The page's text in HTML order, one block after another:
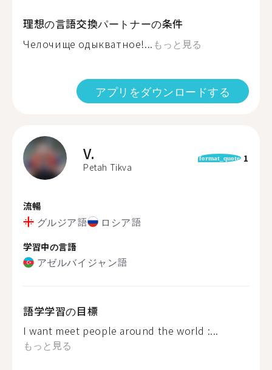
理想の言語交換パートナーの条件
Челочище одыкватное!... もっと見る
アプリをダウンロードする
V.
Petah Tikva
format_quote 1
流暢
グルジア語 ロシア語
学習中の言語
アゼルバイジャン語
語学学習の目標
I want meet people around the world :...
もっと見る